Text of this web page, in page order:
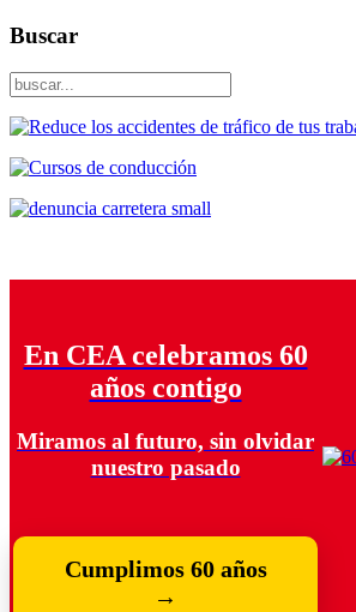
Buscar
En CEA celebramos 60
años contigo
Miramos al futuro, sin olvidar
nuestro pasado
Cumplimos 60 años
→